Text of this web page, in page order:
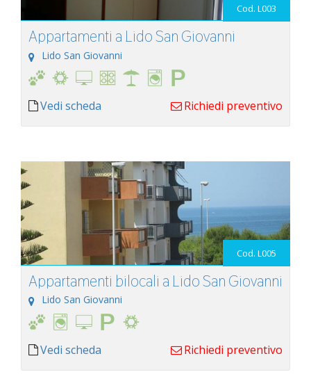
Cod. L003
Appartamenti a Lido San Giovanni
Lido San Giovanni
Vedi scheda Richiedi preventivo
Cod. L005
Appartamenti bilocali a Lido San Giovanni
Lido San Giovanni
Vedi scheda Richiedi preventivo